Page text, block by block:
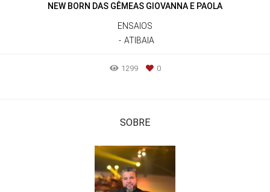
NEW BORN DAS GÊMEAS GIOVANNA E PAOLA
ENSAIOS
ATIBAIA
1299 0
SOBRE